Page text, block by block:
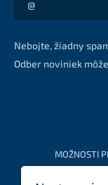
Akcie a zľavy na
Nebojte, žiadny
Odber noviniek
MOŽNOSTI